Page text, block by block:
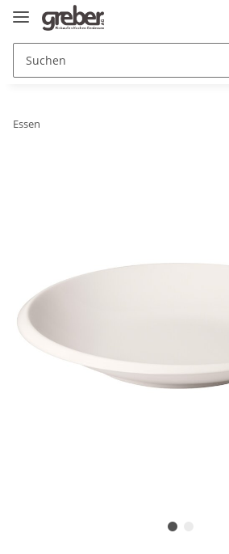
Essen